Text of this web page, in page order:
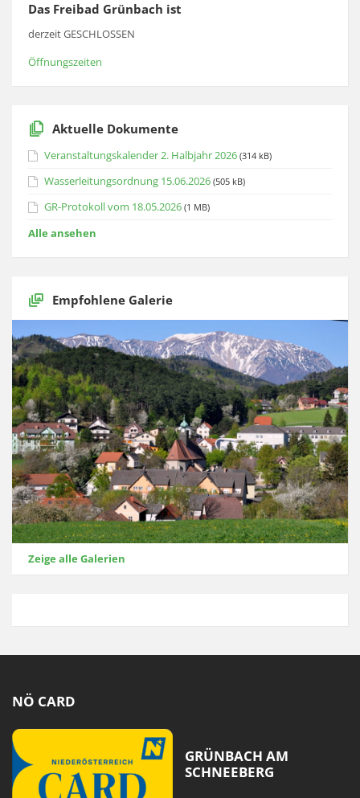
Das Freibad Grünbach ist
derzeit GESCHLOSSEN
Öffnungszeiten
Aktuelle Dokumente
Veranstaltungskalender 2. Halbjahr 2026 (314 kB)
Wasserleitungsordnung 15.06.2026 (505 kB)
GR-Protokoll vom 18.05.2026 (1 MB)
Alle ansehen
Empfohlene Galerie
Zeige alle Galerien
NÖ CARD
GRÜNBACH AM
SCHNEEBERG